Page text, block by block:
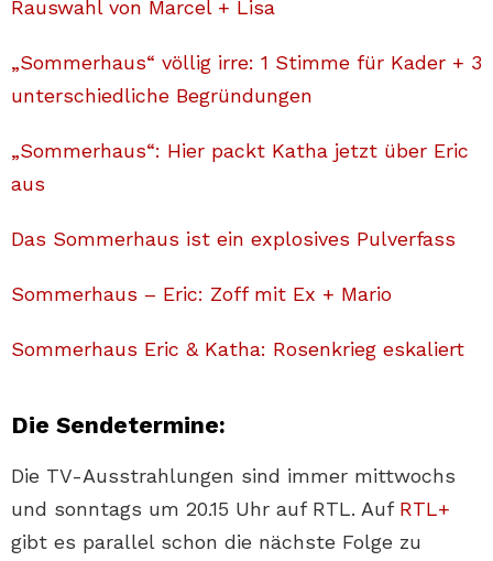
Rauswahl von Marcel + Lisa
„Sommerhaus“ völlig irre: 1 Stimme für Kader + 3
unterschiedliche Begründungen
„Sommerhaus“: Hier packt Katha jetzt über Eric
aus
Das Sommerhaus ist ein explosives Pulverfass
Sommerhaus – Eric: Zoff mit Ex + Mario
Sommerhaus Eric & Katha: Rosenkrieg eskaliert
Die Sendetermine:
Die TV-Ausstrahlungen sind immer mittwochs
und sonntags um 20.15 Uhr auf RTL. Auf RTL+
gibt es parallel schon die nächste Folge zu